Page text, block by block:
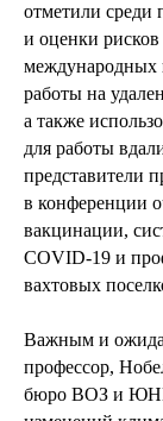
отметили среди
и оценки
международных
работы на
а также
для работы
представители
в конференции
вакцинации,
COVID-19 и
вахтовых
Важным и
профессор,
бюро ВОЗ и